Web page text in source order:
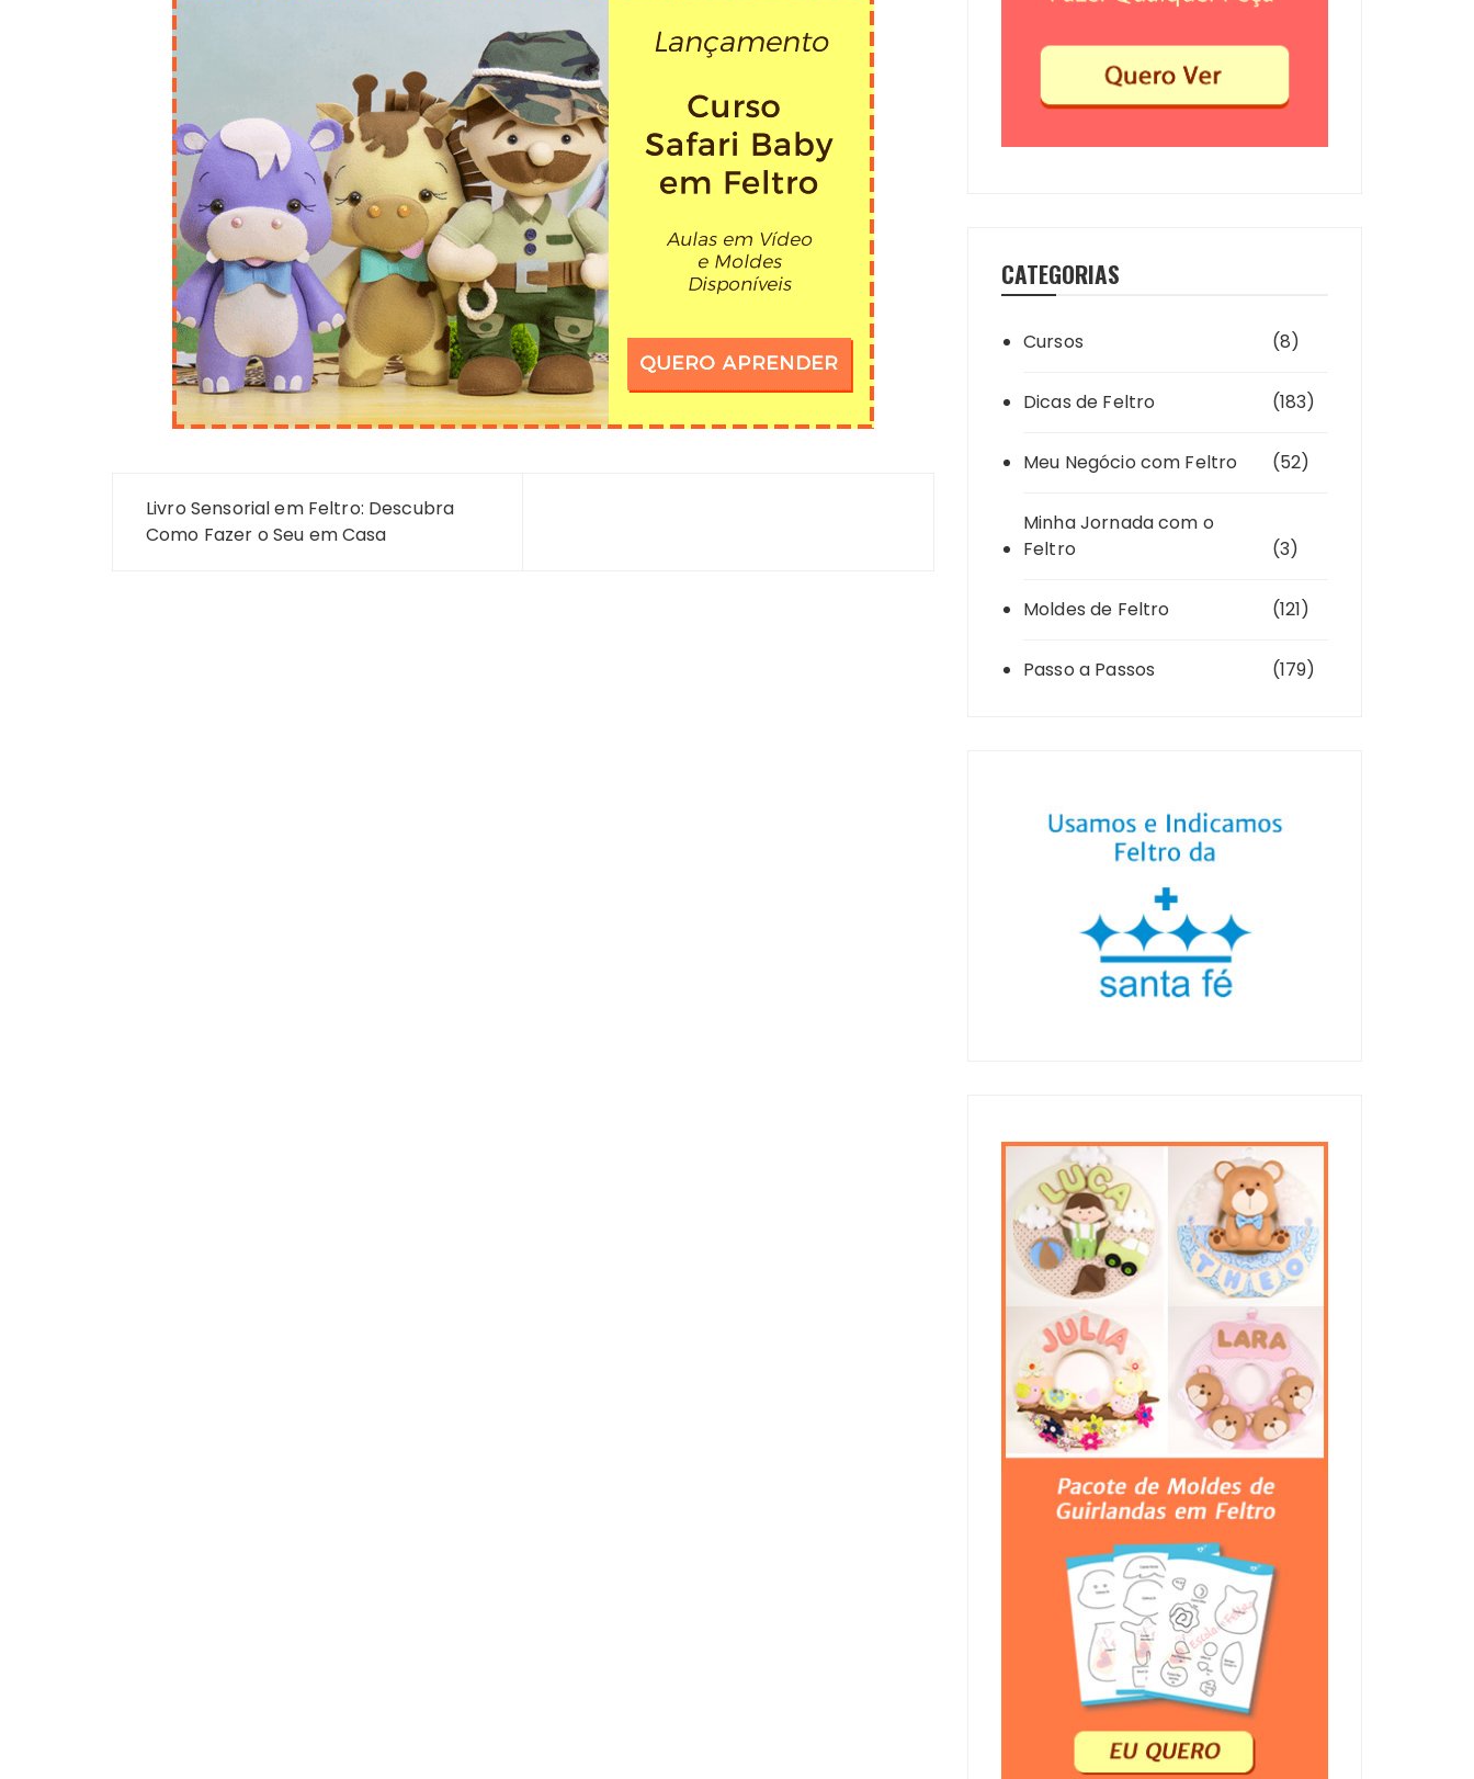
Navegação
deLivro Sensorial em Feltro: Descubra
Como Fazer o Seu em Casa
CATEGORIAS
Cursos (8)
Dicas de Feltro (183)
Meu Negócio com Feltro (52)
Minha Jornada com o
Feltro
(3)
Moldes de Feltro (121)
Passo a Passos (179)